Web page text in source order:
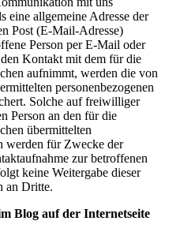
eine allgemeine Adresse der
Post (E-Mail-Adresse)
Person per E-Mail oder
Kontakt mit dem für die
aufnimmt, werden die von
personenbezogenen
Solche auf freiwilliger
Person an den für die
übermittelten
werden für Zwecke der
zur betroffenen
keine Weitergabe dieser
an Dritte.
Blog auf der Internetseite